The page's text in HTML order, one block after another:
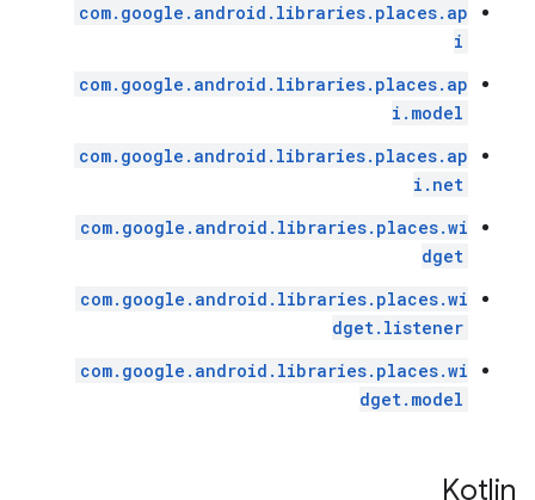
com.google.android.libraries.places.ap
i
com.google.android.libraries.places.ap
i.model
com.google.android.libraries.places.ap
i.net
com.google.android.libraries.places.wi
dget
com.google.android.libraries.places.wi
dget.listener
com.google.android.libraries.places.wi
dget.model
Kotlin